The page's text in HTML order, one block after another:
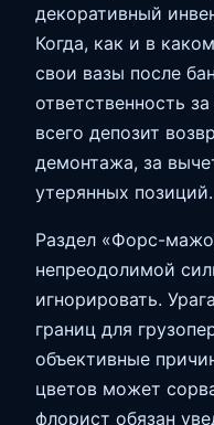
декоративный
Когда, как и в
свои вазы после
ответственность
всего депозит
демонтажа, за
утерянных позиций.
Раздел «Форс-
непреодолимой
игнорировать.
границ для
объективные
цветов может
флорист обязан